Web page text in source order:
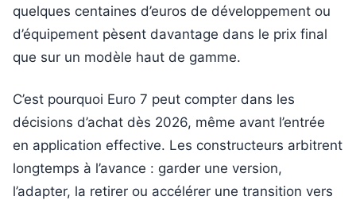
quelques centaines d’euros de développement ou
d’équipement pèsent davantage dans le prix final
que sur un modèle haut de gamme.
C’est pourquoi Euro 7 peut compter dans les
décisions d’achat dès 2026, même avant l’entrée
en application effective. Les constructeurs arbitrent
longtemps à l’avance : garder une version,
l’adapter, la retirer ou accélérer une transition vers